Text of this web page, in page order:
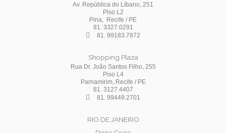
Av. República do Líbano, 251
Piso L2
Pina, Recife / PE
81. 3327.0291
81. 99183.7872
Shopping Plaza
Rua Dr. João Santos Filho, 255
Piso L4
Parnamirim, Recife / PE
81. 3127.4407
81. 99449.2701
RIO DE JANEIRO